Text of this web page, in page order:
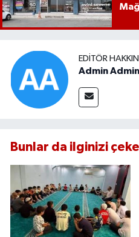
EDITÖR
Admin Admin
Bunlar da ilginizi